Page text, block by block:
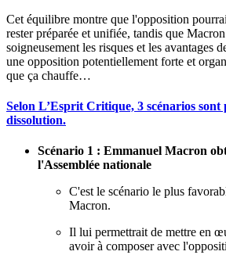
Cet équilibre montre que l'opposition
rester préparée et unifiée, tandis que
soigneusement les risques et les avantages
une opposition potentiellement forte et
que ça chauffe…
Selon L’Esprit Critique, 3 scénarios sont
dissolution.
Scénario 1 : Emmanuel Macron
l'Assemblée nationale
C'est le scénario le plus
Macron.
Il lui permettrait de mettre en
avoir à composer avec